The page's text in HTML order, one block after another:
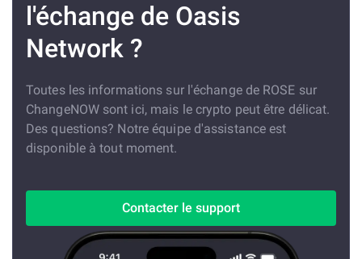
l'échange de Oasis
Network ?
Toutes les informations sur l'échange de ROSE sur
ChangeNOW sont ici, mais le crypto peut être délicat.
Des questions? Notre équipe d'assistance est
disponible à tout moment.
Contacter le support